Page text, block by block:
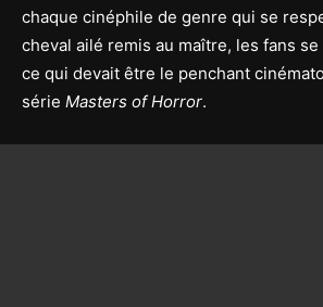
chaque cinéphile de genre qui se
cheval ailé remis au maître, les fans
ce qui devait être le penchant
série Masters of Horror.